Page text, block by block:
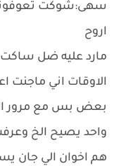
سهى:شوكت تعوفوني
اروح
مارد عليه ضل ساكت.
الاوقات اني ماجنت
بعض بس مع مرور
واحد يصيح الخ
هم اخوان الي جان